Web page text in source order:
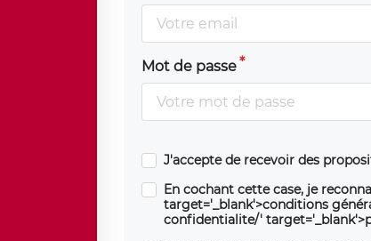
Mot de passe
J'accepte de recevoir des
En cochant cette case, je
target='_blank'>conditions
confidentialite/'